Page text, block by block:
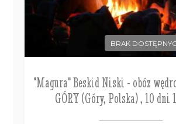
BRAK
"Magura" Beskid Niski - obóz
GÓRY (Góry, Polska) , 10 dni